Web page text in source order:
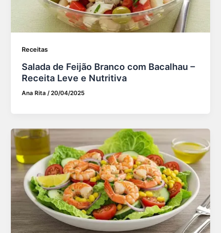
Receitas
Salada de Feijão Branco com Bacalhau –
Receita Leve e Nutritiva
Ana Rita /20/04/2025